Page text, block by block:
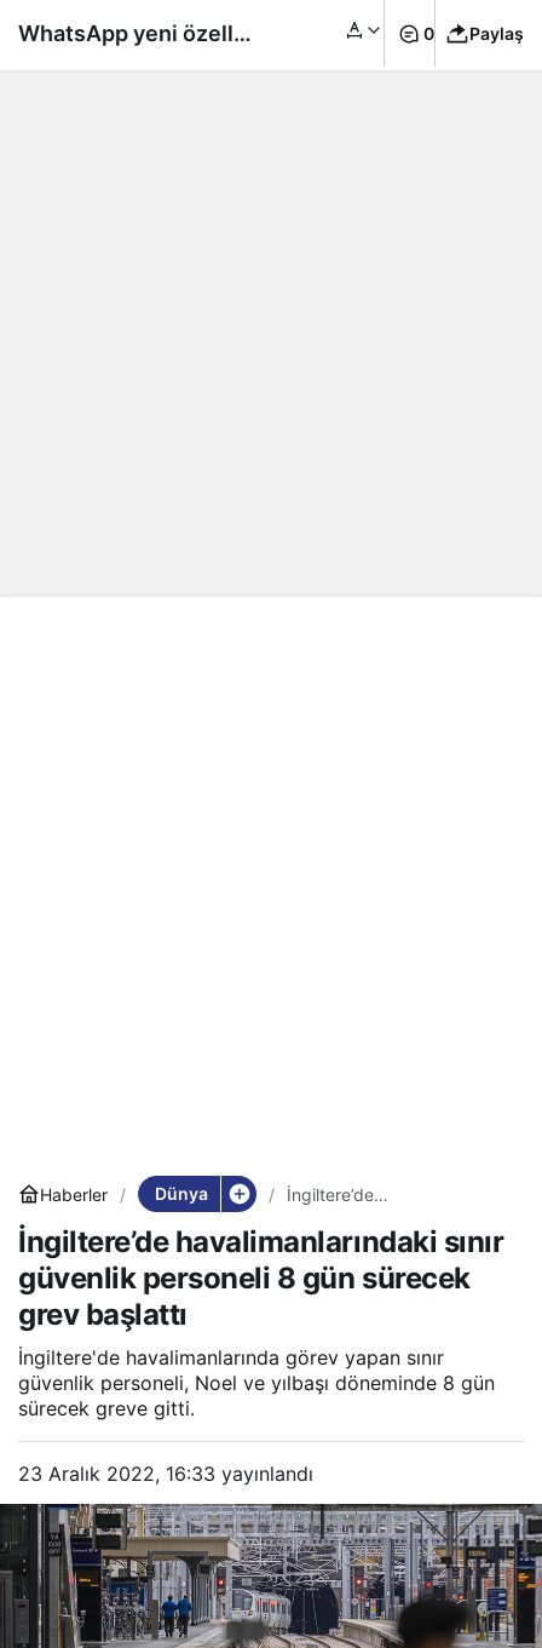
Haberler Dünya
İngiltere’de
güvenlik personeli 8 gün
sürecek grev başlattı
İngiltere’de havalimanlarındaki sınır
güvenlik personeli 8 gün sürecek
grev başlattı
İngiltere'de havalimanlarında görev yapan sınır
güvenlik personeli, Noel ve yılbaşı döneminde 8 gün
sürecek greve gitti.
23 Aralık 2022, 16:33 yayınlandı
WhatsApp yeni özellik 0 Paylaş